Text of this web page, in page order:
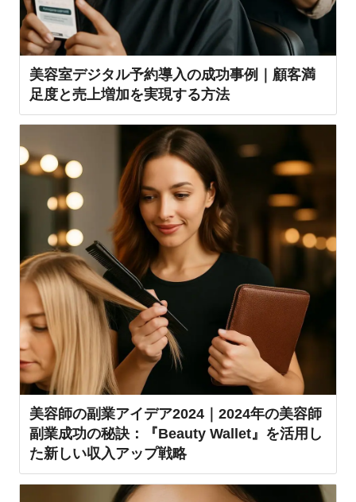
美容室デジタル予約導入の成功事例｜顧客満
足度と売上増加を実現する方法
美容師の副業アイデア2024｜2024年の美容師
副業成功の秘訣：『Beauty Wallet』を活用し
た新しい収入アップ戦略